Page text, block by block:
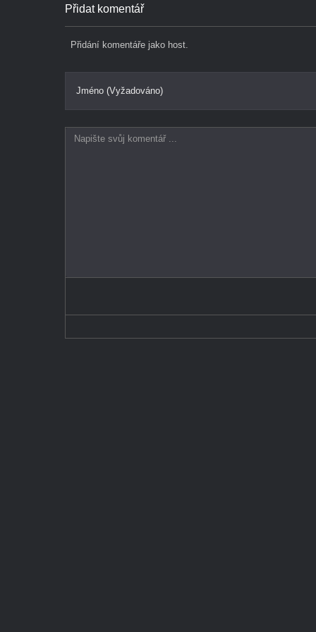
Přidat komentář
Přidání komentáře jako host.
Jméno (Vyžadováno)